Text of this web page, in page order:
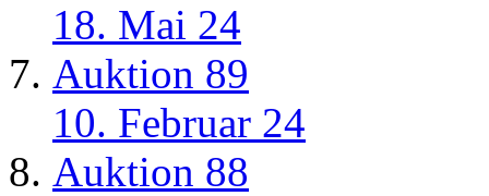
18. Mai 24
Auktion 89
10. Februar 24
Auktion 88